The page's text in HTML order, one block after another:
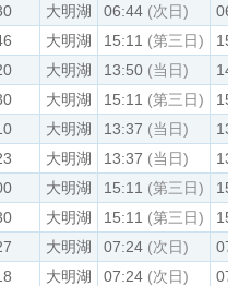
大明湖 06:44 (次日)
大明湖 15:11 (第三日)
大明湖 13:50 (当日)
大明湖 15:11 (第三日)
大明湖 13:37 (当日)
大明湖 13:37 (当日)
大明湖 15:11 (第三日)
大明湖 15:11 (第三日)
大明湖 07:24 (次日)
大明湖 07:24 (次日)